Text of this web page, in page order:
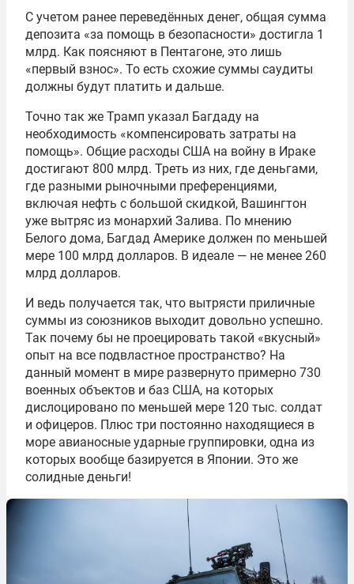
С учетом ранее переведённых денег, общая сумма
депозита «за помощь в безопасности» достигла 1
млрд. Как поясняют в Пентагоне, это лишь
«первый взнос». То есть схожие суммы саудиты
должны будут платить и дальше.
Точно так же Трамп указал Багдаду на
необходимость «компенсировать затраты на
помощь». Общие расходы США на войну в Ираке
достигают 800 млрд. Треть из них, где деньгами,
где разными рыночными преференциями,
включая нефть с большой скидкой, Вашингтон
уже вытряс из монархий Залива. По мнению
Белого дома, Багдад Америке должен по меньшей
мере 100 млрд долларов. В идеале — не менее 260
млрд долларов.
И ведь получается так, что вытрясти приличные
суммы из союзников выходит довольно успешно.
Так почему бы не проецировать такой «вкусный»
опыт на все подвластное пространство? На
данный момент в мире развернуто примерно 730
военных объектов и баз США, на которых
дислоцировано по меньшей мере 120 тыс. солдат
и офицеров. Плюс три постоянно находящиеся в
море авианосные ударные группировки, одна из
которых вообще базируется в Японии. Это же
солидные деньги!